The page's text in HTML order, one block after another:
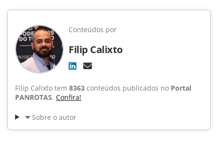
Conteúdos por
Filip Calixto
Filip Calixto tem 8363 conteúdos publicados no Portal
PANROTAS. Confira!
Sobre o autor